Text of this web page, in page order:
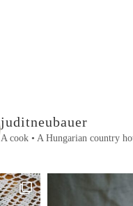
juditneubauer
A cook • A Hungarian country